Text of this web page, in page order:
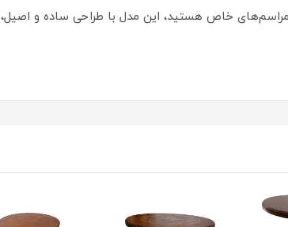
مراسم‌های خاص هستید، این مدل با طراحی ساده و اصیل،